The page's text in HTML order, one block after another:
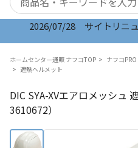
検索キーワード
2026/07/28 サイトリニ
ホームセンター通販 ナフコTOP ナフコPRO
遮熱ヘルメット
DIC SYA-XVエアロメッシュ
3610672）